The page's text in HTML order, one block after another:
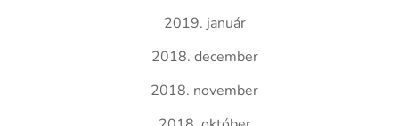
2019. január
2018. december
2018. november